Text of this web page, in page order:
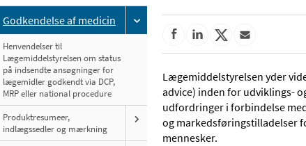
Godkendelse af medicin
Henvendelser til
Lægemiddelstyrelsen om status
på indsendte ansøgninger for
lægemidler godkendt via DCP,
MRP eller national procedure
Produktresumeer,
indlægssedler og mærkning
Lægemiddelstyrelsen yder
advice) inden for udviklings-
udfordringer i forbindelse
og markedsføringstilladelser
mennesker.